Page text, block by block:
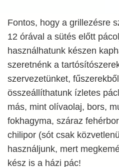
Fontos, hogy a grillezésre
12 órával a sütés előtt
használhatunk készen
szeretnénk a
szervezetünket,
összeállíthatunk ízletes
más, mint olívaolaj, bors,
fokhagyma, száraz
chilipor (sót csak
használjunk, mert
kész is a házi pác!